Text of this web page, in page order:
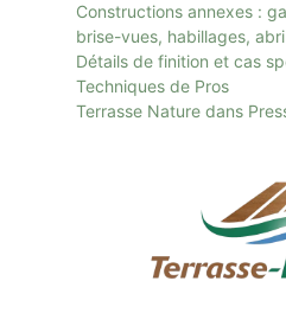
Constructions annexes :
brise-vues, habillages,
Détails de finition et cas
Techniques de Pros
Terrasse Nature dans